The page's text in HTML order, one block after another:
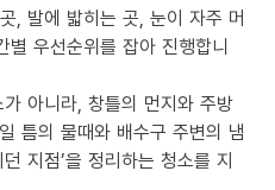
, 발에 밟히는 곳, 눈이 자주 머
별 우선순위를 잡아 진행합니
아니라, 창틀의 먼지와 주방
틈의 물때와 배수구 주변의 냄
지점’을 정리하는 청소를 지